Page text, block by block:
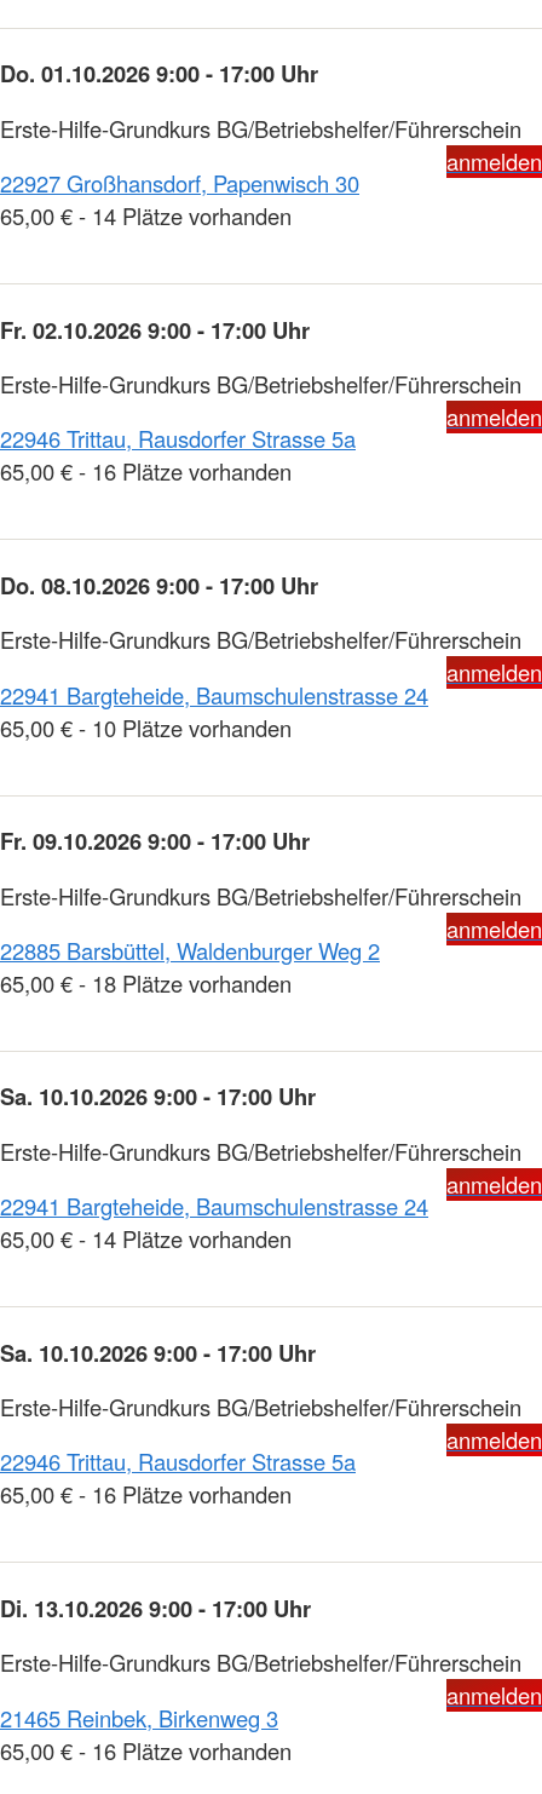
Do. 01.10.2026 9:00 - 17:00 Uhr
Erste-Hilfe-Grundkurs BG/Betriebshelfer/Führerschein
anmelden
22927 Großhansdorf, Papenwisch 30
65,00 € - 14 Plätze vorhanden
Fr. 02.10.2026 9:00 - 17:00 Uhr
Erste-Hilfe-Grundkurs BG/Betriebshelfer/Führerschein
anmelden
22946 Trittau, Rausdorfer Strasse 5a
65,00 € - 16 Plätze vorhanden
Do. 08.10.2026 9:00 - 17:00 Uhr
Erste-Hilfe-Grundkurs BG/Betriebshelfer/Führerschein
anmelden
22941 Bargteheide, Baumschulenstrasse 24
65,00 € - 10 Plätze vorhanden
Fr. 09.10.2026 9:00 - 17:00 Uhr
Erste-Hilfe-Grundkurs BG/Betriebshelfer/Führerschein
anmelden
22885 Barsbüttel, Waldenburger Weg 2
65,00 € - 18 Plätze vorhanden
Sa. 10.10.2026 9:00 - 17:00 Uhr
Erste-Hilfe-Grundkurs BG/Betriebshelfer/Führerschein
anmelden
22941 Bargteheide, Baumschulenstrasse 24
65,00 € - 14 Plätze vorhanden
Sa. 10.10.2026 9:00 - 17:00 Uhr
Erste-Hilfe-Grundkurs BG/Betriebshelfer/Führerschein
anmelden
22946 Trittau, Rausdorfer Strasse 5a
65,00 € - 16 Plätze vorhanden
Di. 13.10.2026 9:00 - 17:00 Uhr
Erste-Hilfe-Grundkurs BG/Betriebshelfer/Führerschein
anmelden
21465 Reinbek, Birkenweg 3
65,00 € - 16 Plätze vorhanden